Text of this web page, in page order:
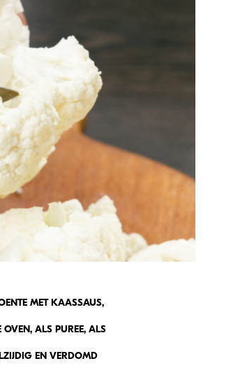
MET KAASSAUS,
OVEN, ALS PUREE, ALS
EN VERDOMD